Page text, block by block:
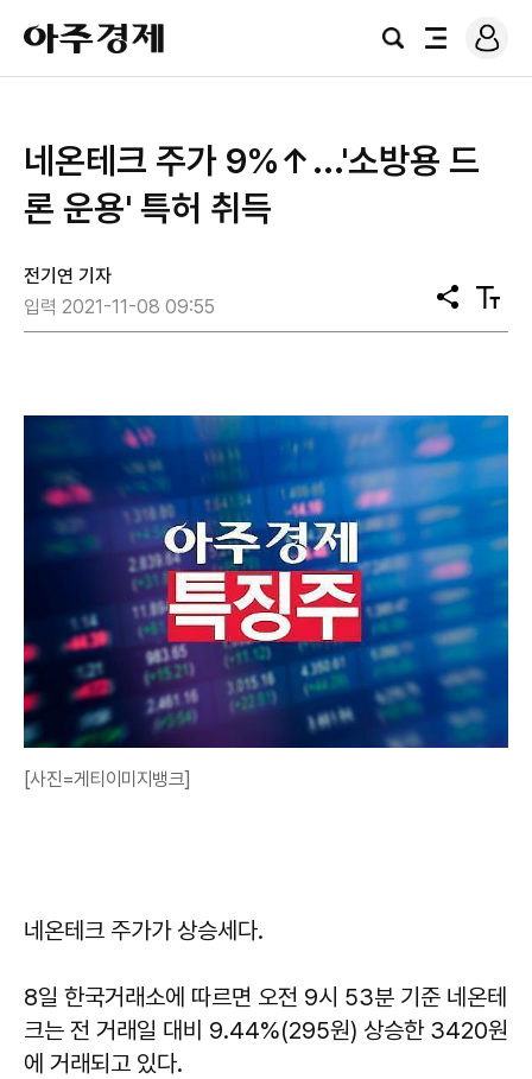
아
주
경
검
전
로
그
네온테크 주가 9%↑...'소방용 드
론 운용' 특허 취득
전기연 기자
입력 2021-11-08 09:55
공
유
텍
스
[사진=게티이미지뱅크]
네온테크 주가가 상승세다.
8일 한국거래소에 따르면 오전 9시 53분 기준 네온테
크는 전 거래일 대비 9.44%(295원) 상승한 3420원
에 거래되고 있다.